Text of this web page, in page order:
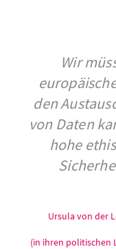
Wir
den
von Daten
hohe
Ursula von der
(in ihren politischen